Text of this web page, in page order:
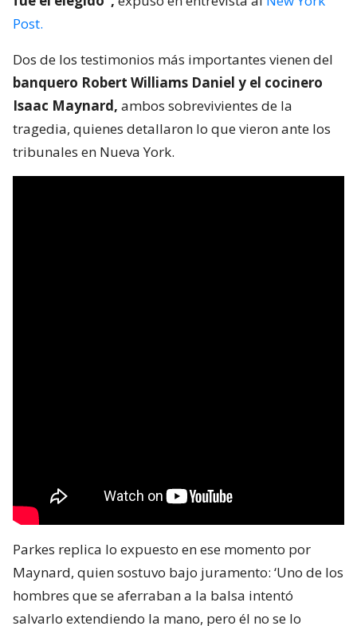
Post.
Dos de los testimonios más importantes vienen del
banquero Robert Williams Daniel y el cocinero
Isaac Maynard, ambos sobrevivientes de la
tragedia, quienes detallaron lo que vieron ante los
tribunales en Nueva York.
Parkes replica lo expuesto en ese momento por
Maynard, quien sostuvo bajo juramento: ‘Uno de los
hombres que se aferraban a la balsa intentó
salvarlo extendiendo la mano, pero él no se lo